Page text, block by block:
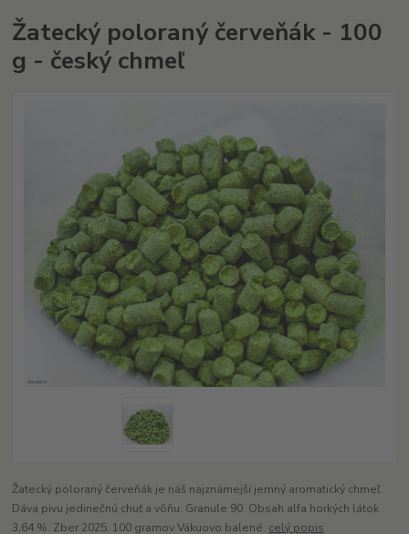
Žatecký poloraný červeňák - 100
g - český chmeľ
Žatecký poloraný červeňák je náš najznámejší jemný aromatický chmeľ.
Dáva pivu jedinečnú chuť a vôňu. Granule 90. Obsah alfa horkých látok
3,64 %. Zber 2025. 100 gramov Vákuovo balené. celý popis